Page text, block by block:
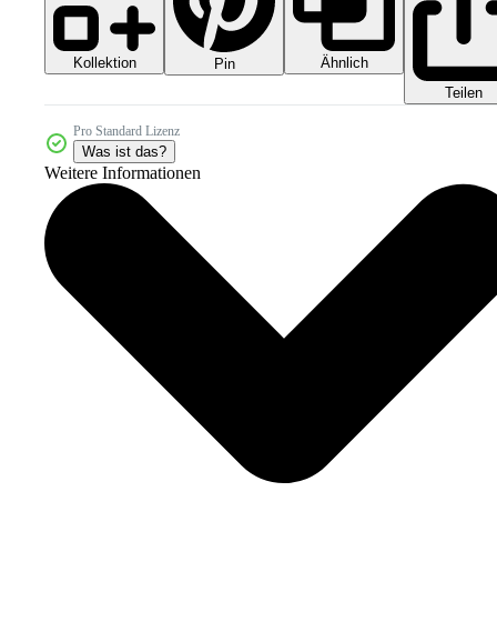
Kollektion Pin
Ähnlich
Teilen
Pro Standard Lizenz
Was ist das?
Weitere Informationen